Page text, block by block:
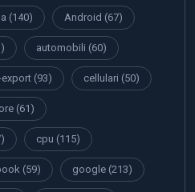
(140) Android (67)
automobili (60)
(93) cellulari (50)
(61)
cpu (115)
(59) google (213)